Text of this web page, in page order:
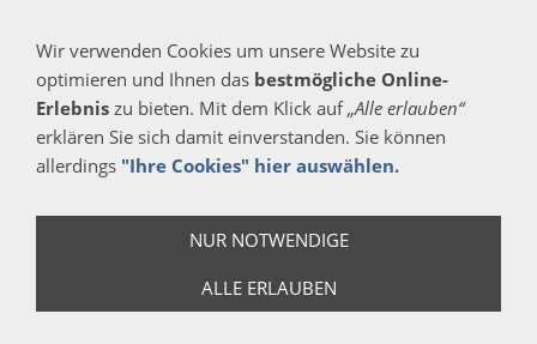
Wir verwenden Cookies um unsere Website zu
optimieren und Ihnen das bestmögliche Online-
Erlebnis zu bieten. Mit dem Klick auf„Alle erlauben“
erklären Sie sich damit einverstanden. Sie können
allerdings "Ihre Cookies" hier auswählen.
NUR NOTWENDIGE
ALLE ERLAUBEN